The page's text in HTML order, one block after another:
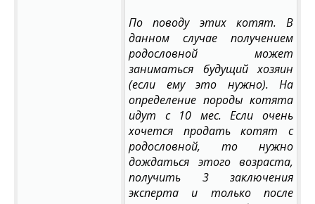
По поводу этих котят. В
данном случае получением
родословной может
заниматься будущий хозяин
(если ему это нужно). На
определение породы котята
идут с 10 мес. Если очень
хочется продать котят с
родословной, то нужно
дождаться этого возраста,
получить 3 заключения
эксперта и только после